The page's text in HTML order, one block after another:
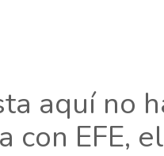
aquí no
con EFE,